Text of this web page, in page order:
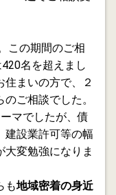
か？
買付)
「ボランティア人
フェアの実行委
会(ＬＢＳ)の会
名のメンバーがス
この期間のご相
名を超えまし
まいの方で、２
ご相談でした。
マでしたが、債
建設業許可等の幅
大変勉強になりま
も地域密着の身近